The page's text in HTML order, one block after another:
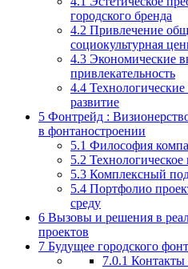
городского бренда
4.2 Привлечение
социокультурная
4.3 Экономические
привлекательность
4.4
развитие
5 Фонтрейд :
в фонтаностроении
5.1 Философия
5.2
5.3 Комплексный
5.4 Портфолио
среду
6 Вызовы и решения в
проектов
7 Будущее городского
7.0.1 Контакты